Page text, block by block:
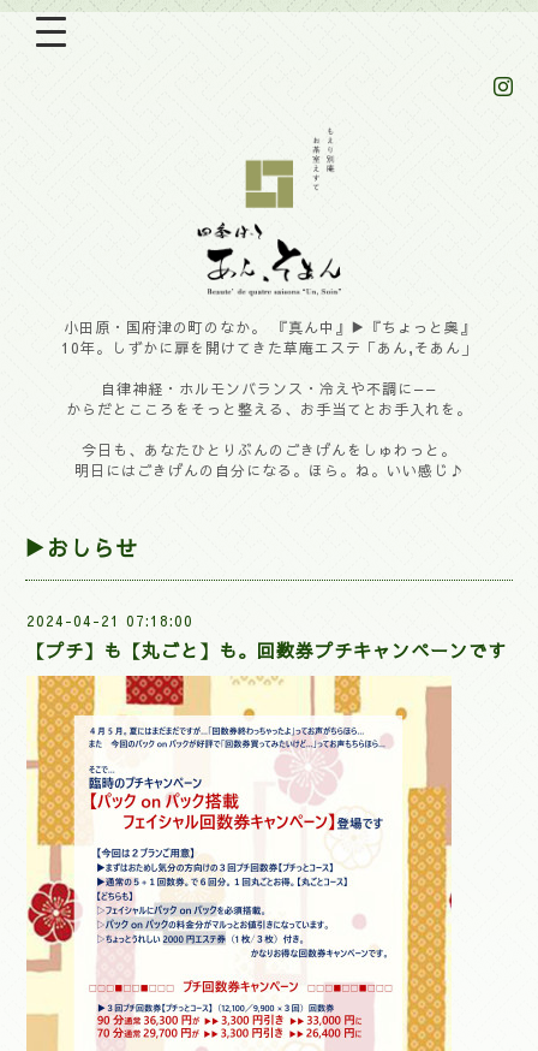
小田原・国府津の町のなか。 『真ん中』▶︎『ちょっと奥』
10年。しずかに扉を開けてきた草庵エステ「あん,そあん」
自律神経・ホルモンバランス・冷えや不調に——
からだとこころをそっと整える、お手当てとお手入れを。
今日も、あなたひとりぶんのごきげんをしゅわっと。
明日にはごきげんの自分になる。ほら。ね。いい感じ♪
▶おしらせ
2024-04-21 07:18:00
【プチ】も【丸ごと】も。回数券プチキャンペーンです